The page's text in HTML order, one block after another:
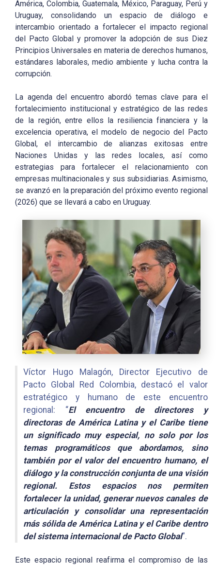
América, Colombia, Guatemala, México, Paraguay, Perú y
Uruguay, consolidando un espacio de diálogo e
intercambio orientado a fortalecer el impacto regional
del Pacto Global y promover la adopción de sus Diez
Principios Universales en materia de derechos humanos,
estándares laborales, medio ambiente y lucha contra la
corrupción.
La agenda del encuentro abordó temas clave para el
fortalecimiento institucional y estratégico de las redes
de la región, entre ellos la resiliencia financiera y la
excelencia operativa, el modelo de negocio del Pacto
Global, el intercambio de alianzas exitosas entre
Naciones Unidas y las redes locales, así como
estrategias para fortalecer el relacionamiento con
empresas multinacionales y sus subsidiarias. Asimismo,
se avanzó en la preparación del próximo evento regional
(2026) que se llevará a cabo en Uruguay.
Víctor Hugo Malagón, Director Ejecutivo de
Pacto Global Red Colombia, destacó el valor
estratégico y humano de este encuentro
regional: “El encuentro de directores y
directoras de América Latina y el Caribe tiene
un significado muy especial, no solo por los
temas programáticos que abordamos, sino
también por el valor del encuentro humano, el
diálogo y la construcción conjunta de una visión
regional. Estos espacios nos permiten
fortalecer la unidad, generar nuevos canales de
articulación y consolidar una representación
más sólida de América Latina y el Caribe dentro
del sistema internacional de Pacto Global”.
Este espacio regional reafirma el compromiso de las